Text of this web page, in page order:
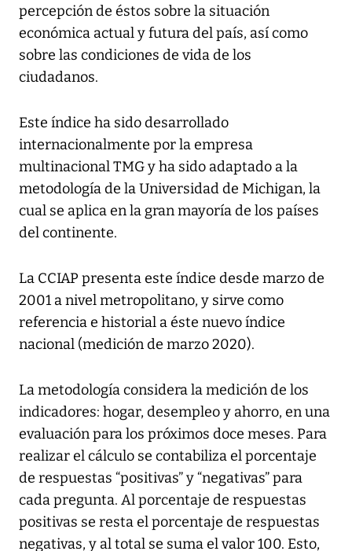
percepción de éstos sobre la situación
económica actual y futura del país, así como
sobre las condiciones de vida de los
ciudadanos.
Este índice ha sido desarrollado
internacionalmente por la empresa
multinacional TMG y ha sido adaptado a la
metodología de la Universidad de Michigan, la
cual se aplica en la gran mayoría de los países
del continente.
La CCIAP presenta este índice desde marzo de
2001 a nivel metropolitano, y sirve como
referencia e historial a éste nuevo índice
nacional (medición de marzo 2020).
La metodología considera la medición de los
indicadores: hogar, desempleo y ahorro, en una
evaluación para los próximos doce meses. Para
realizar el cálculo se contabiliza el porcentaje
de respuestas “positivas” y “negativas” para
cada pregunta. Al porcentaje de respuestas
positivas se resta el porcentaje de respuestas
negativas, y al total se suma el valor 100. Esto,